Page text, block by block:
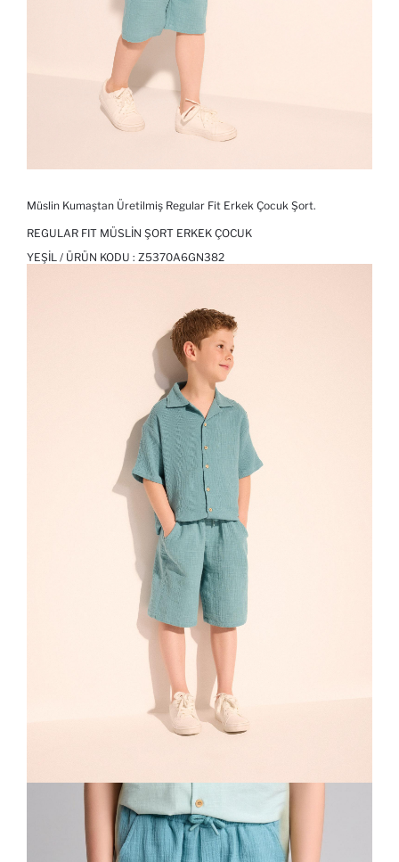
Müslin Kumaştan Üretilmiş Regular Fit Erkek Çocuk Şort.
REGULAR FIT MÜSLIN ŞORT ERKEK ÇOCUK
YEŞIL / ÜRÜN KODU : Z5370A6GN382